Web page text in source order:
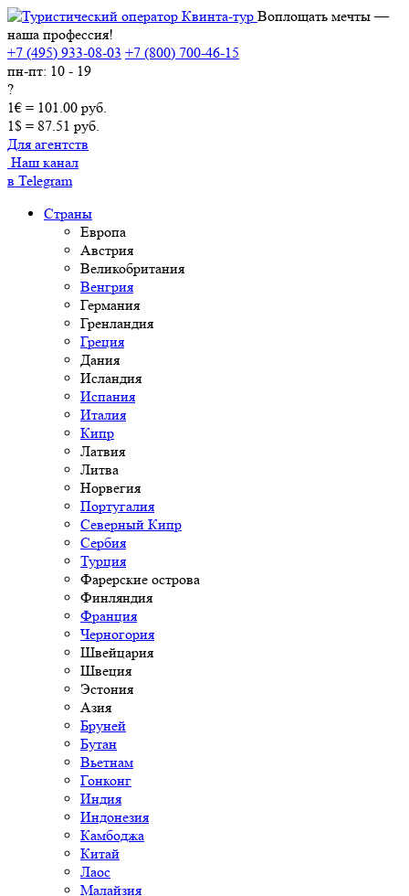
Воплощать мечты —
наша профессия!
+7 (495) 933-08-03 +7 (800) 700-46-15
пн-пт: 10 - 19
?
1€ = 101.00 руб.
1$ = 87.51 руб.
Для агентств
Наш канал
в Telegram
Страны
Европа
Австрия
Великобритания
Венгрия
Германия
Гренландия
Греция
Дания
Исландия
Испания
Италия
Кипр
Латвия
Литва
Норвегия
Португалия
Северный Кипр
Сербия
Турция
Фарерские острова
Финляндия
Франция
Черногория
Швейцария
Швеция
Эстония
Азия
Бруней
Бутан
Вьетнам
Гонконг
Индия
Индонезия
Камбоджа
Китай
Лаос
Малайзия